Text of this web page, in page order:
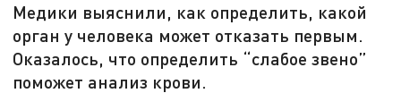
Медики выяснили, как определить, какой
орган у человека может отказать первым.
Оказалось, что определить “слабое звено”
поможет анализ крови.